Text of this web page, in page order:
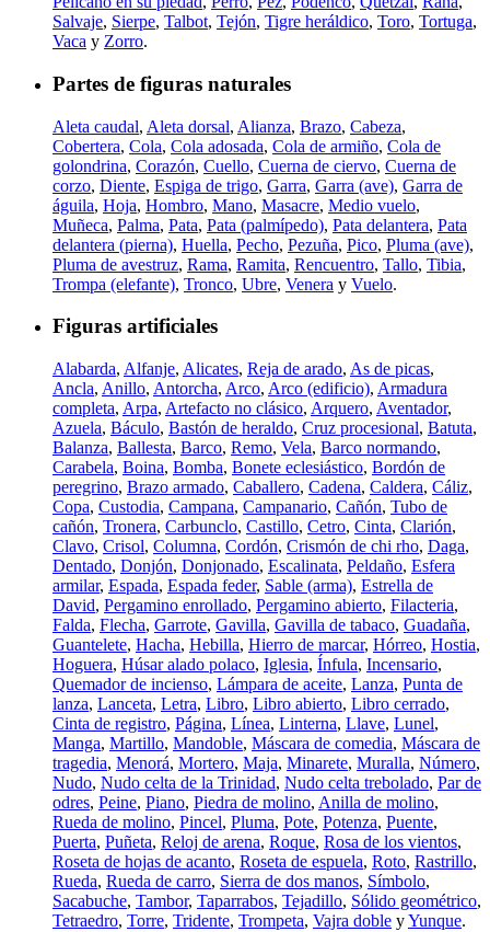
Salvaje, Sierpe, Talbot, Tejón, Tigre heráldico, Toro, Tortuga,
Vaca y Zorro.
Partes de figuras naturales
Aleta caudal, Aleta dorsal, Alianza, Brazo, Cabeza,
Cobertera, Cola, Cola adosada, Cola de armiño, Cola de
golondrina, Corazón, Cuello, Cuerna de ciervo, Cuerna de
corzo, Diente, Espiga de trigo, Garra, Garra (ave), Garra de
águila, Hoja, Hombro, Mano, Masacre, Medio vuelo,
Muñeca, Palma, Pata, Pata (palmípedo), Pata delantera, Pata
delantera (pierna), Huella, Pecho, Pezuña, Pico, Pluma (ave),
Pluma de avestruz, Rama, Ramita, Rencuentro, Tallo, Tibia,
Trompa (elefante), Tronco, Ubre, Venera y Vuelo.
Figuras artificiales
Alabarda, Alfanje, Alicates, Reja de arado, As de picas,
Ancla, Anillo, Antorcha, Arco, Arco (edificio), Armadura
completa, Arpa, Artefacto no clásico, Arquero, Aventador,
Azuela, Báculo, Bastón de heraldo, Cruz procesional, Batuta,
Balanza, Ballesta, Barco, Remo, Vela, Barco normando,
Carabela, Boina, Bomba, Bonete eclesiástico, Bordón de
peregrino, Brazo armado, Caballero, Cadena, Caldera, Cáliz,
Copa, Custodia, Campana, Campanario, Cañón, Tubo de
cañón, Tronera, Carbunclo, Castillo, Cetro, Cinta, Clarión,
Clavo, Crisol, Columna, Cordón, Crismón de chi rho, Daga,
Dentado, Donjón, Donjonado, Escalinata, Peldaño, Esfera
armilar, Espada, Espada feder, Sable (arma), Estrella de
David, Pergamino enrollado, Pergamino abierto, Filacteria,
Falda, Flecha, Garrote, Gavilla, Gavilla de tabaco, Guadaña,
Guantelete, Hacha, Hebilla, Hierro de marcar, Hórreo, Hostia,
Hoguera, Húsar alado polaco, Iglesia, Ínfula, Incensario,
Quemador de incienso, Lámpara de aceite, Lanza, Punta de
lanza, Lanceta, Letra, Libro, Libro abierto, Libro cerrado,
Cinta de registro, Página, Línea, Linterna, Llave, Lunel,
Manga, Martillo, Mandoble, Máscara de comedia, Máscara de
tragedia, Menorá, Mortero, Maja, Minarete, Muralla, Número,
Nudo, Nudo celta de la Trinidad, Nudo celta trebolado, Par de
odres, Peine, Piano, Piedra de molino, Anilla de molino,
Rueda de molino, Pincel, Pluma, Pote, Potenza, Puente,
Puerta, Puñeta, Reloj de arena, Roque, Rosa de los vientos,
Roseta de hojas de acanto, Roseta de espuela, Roto, Rastrillo,
Rueda, Rueda de carro, Sierra de dos manos, Símbolo,
Sacabuche, Tambor, Taparrabos, Tejadillo, Sólido geométrico,
Tetraedro, Torre, Tridente, Trompeta, Vajra doble yYunque.